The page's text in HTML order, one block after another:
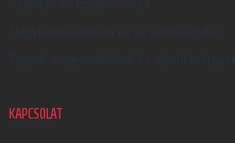
Szállítás és fizetés módja
Nagykereskedelem és együttműködés
Egyedi megrendelések és ajándéktárgyak
KAPCSOLAT